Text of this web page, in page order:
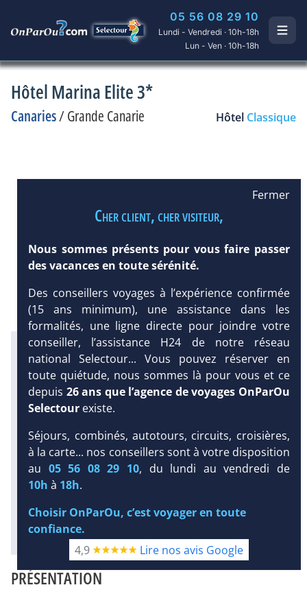
05 56 08 29 10
Lundi - Vendredi · 10h-18h
Lun - Ven · 10h-18h
Hôtel Marina Elite 3*
Canaries/Grande Canarie Hôtel Classique
D’INFORMATIONS
DEVIS /
RÉSERVATION
Infos météo :
27 °C
56 mm
22 °C
Infos plages :
Dist.Distance:
2 km
Long.Longueur:
264
Tx:25 % Tx :34 %
25 km
Infos golfs :
dont le plus proche à 6.5 km de
PRÉSENTATION
Fermer
Cher client, cher visiteur,
Nous sommes présents pour vous faire passer
des vacances en toute sérénité.
Des conseillers voyages à l’expérience confirmée
(15 ans minimum), une assistance dans les
formalités, une ligne directe pour joindre votre
conseiller, l’assistance H24 de notre réseau
national Selectour... Vous pouvez réserver en
toute quiétude, nous sommes là pour vous et ce
depuis 26 ans que l’agence de voyages OnParOu
Selectour existe.
Séjours, combinés, autotours, circuits, croisières,
à la carte... nos conseillers sont à votre disposition
au 05 56 08 29 10, du lundi au vendredi de
10h à 18h.
Choisir OnParOu, c’est voyager en toute
confiance.
4,9
Lire nos avis Google